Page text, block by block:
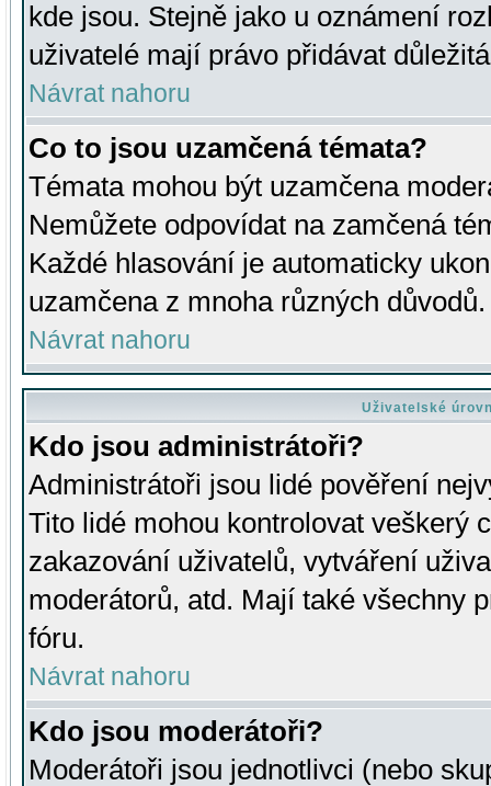
kde jsou. Stejně jako u oznámení
uživatelé mají právo přidávat
Návrat nahoru
Co to jsou uzamčená témata?
Témata mohou být uzamčena
Nemůžete odpovídat na zamčená
Každé hlasování je automaticky
uzamčena z mnoha různých důvodů.
Návrat nahoru
Uživatelské
Kdo jsou administrátoři?
Administrátoři jsou lidé pověření
Tito lidé mohou kontrolovat veškerý
zakazování uživatelů, vytváření
moderátorů, atd. Mají také všechny
fóru.
Návrat nahoru
Kdo jsou moderátoři?
Moderátoři jsou jednotlivci (nebo